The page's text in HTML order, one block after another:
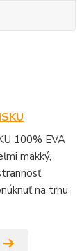
100% EVA
mäkký,
na trhu